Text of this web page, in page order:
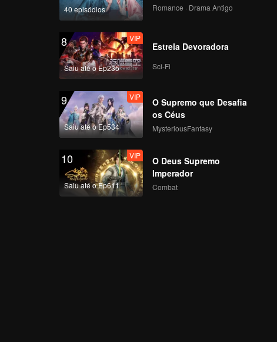
40 episódios Romance · Drama Antigo
8
Saiu até o Ep235
VIP
Estrela Devoradora
Sci-Fi
9
Saiu até o Ep534
VIP
O Supremo que Desafia
os Céus
MysteriousFantasy
10
Saiu até o Ep611
VIP
O Deus Supremo
Imperador
Combat